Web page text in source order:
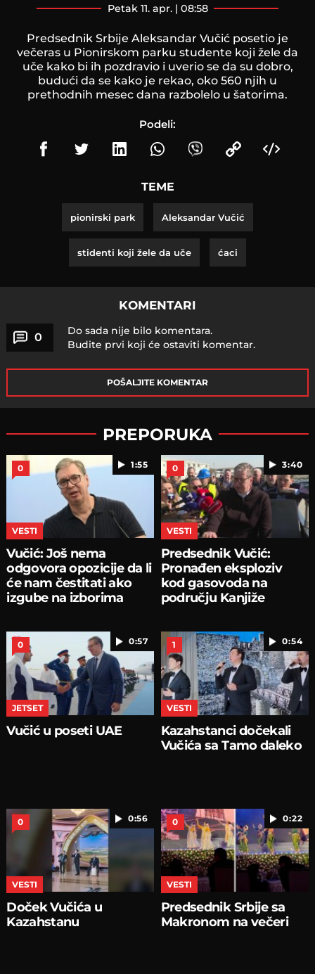
petak 11. apr. | 08:58
Predsednik Srbije Aleksandar Vučić posetio je
večeras u Pionirskom parku studente koji žele da
uče kako bi ih pozdravio i uverio se da su dobro,
budući da se kako je rekao, oko 560 njih u
prethodnih mesec dana razbolelo u šatorima.
Podeli:
TEME
pionirski park Aleksandar Vučić
stidenti koji žele da uče ćaci
KOMENTARI
0
Do sada nije bilo komentara.
Budite prvi koji će ostaviti komentar.
POŠALJITE KOMENTAR
PREPORUKA
1:55
0
VESTI
Vučić: Još nema
odgovora opozicije da li
će nam čestitati ako
izgube na izborima
3:40
0
VESTI
Predsednik Vučić:
Pronađen eksploziv
kod gasovoda na
području Kanjiže
0:57
0
JETSET
Vučić u poseti UAE
0:54
1
VESTI
Kazahstanci dočekali
Vučića sa Tamo daleko
0:56
0
VESTI
Doček Vučića u
Kazahstanu
0:22
0
VESTI
Predsednik Srbije sa
Makronom na večeri